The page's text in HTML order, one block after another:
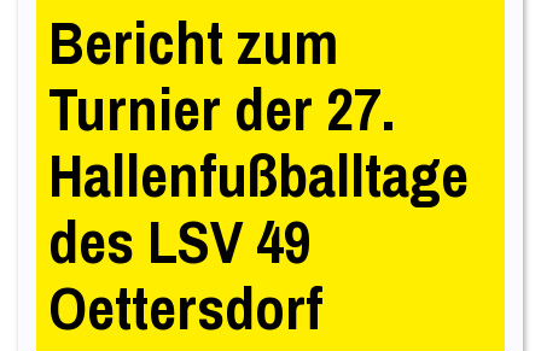
Bericht zum
Turnier der 27.
Hallenfußballtage
des LSV 49
Oettersdorf